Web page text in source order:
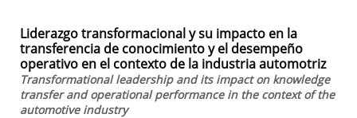
Liderazgo transformacional y su impacto en la
transferencia de conocimiento y el desempeño
operativo en el contexto de la industria automotriz
Transformational leadership and its impact on knowledge
transfer and operational performance in the context of the
automotive industry